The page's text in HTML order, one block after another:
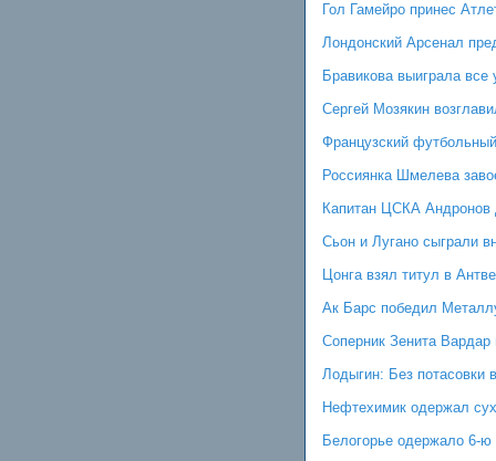
Гол Гамейро принес
Лондонский Арсенал
Бравикова выиграла все
Сергей Мозякин
Французский
Россиянка Шмелева
Капитан ЦСКА Андронов
Сьон и Лугано сыграли
Цонга взял титул в
Ак Барс победил
Соперник Зенита
Лодыгин: Без потасовки
Нефтехимик одержал
Белогорье одержало 6-